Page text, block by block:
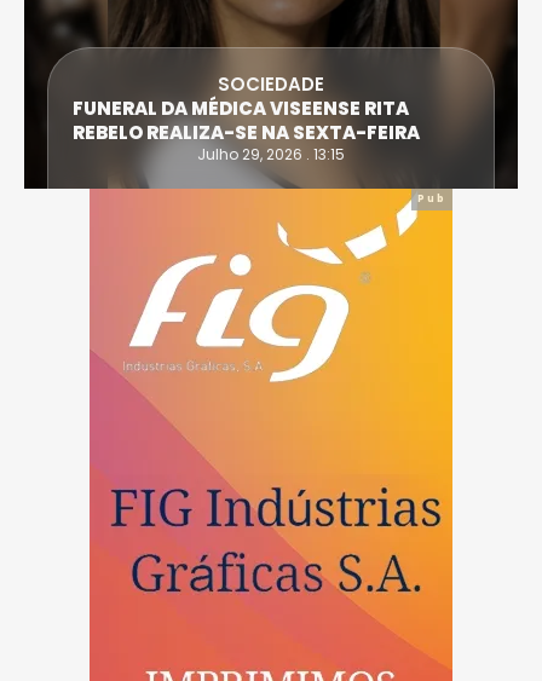
SOCIEDADE
FUNERAL DA MÉDICA VISEENSE RITA
REBELO REALIZA-SE NA SEXTA-FEIRA
Julho 29, 2026 . 13:15
Pub